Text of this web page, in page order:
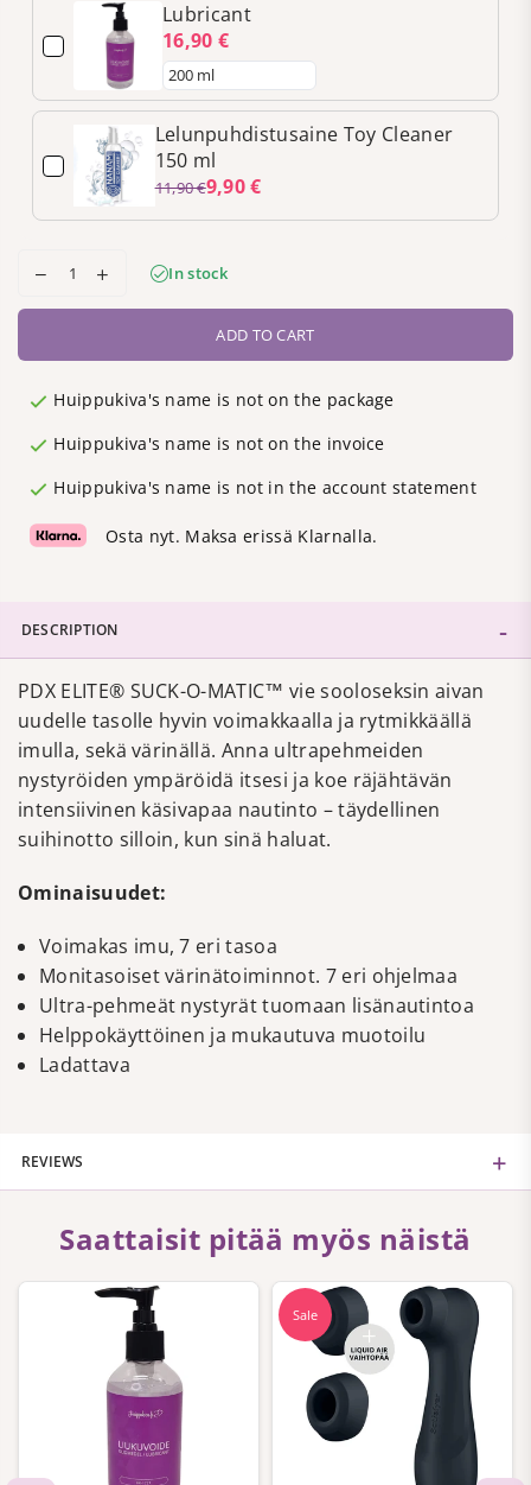
Lubricant
16,90 €
Lelunpuhdistusaine Toy Cleaner
150 ml
9,90 €
11,90 €
In stock
ADD TO CART
Huippukiva's name is not on the package
Huippukiva's name is not on the invoice
Huippukiva's name is not in the account statement
Osta nyt. Maksa erissä Klarnalla.
DESCRIPTION
PDX ELITE® SUCK-O-MATIC™ vie sooloseksin aivan
uudelle tasolle hyvin voimakkaalla ja rytmikkäällä
imulla, sekä värinällä. Anna ultrapehmeiden
nystyröiden ympäröidä itsesi ja koe räjähtävän
intensiivinen käsivapaa nautinto – täydellinen
suihinotto silloin, kun sinä haluat.
Ominaisuudet:
Voimakas imu, 7 eri tasoa
Monitasoiset värinätoiminnot. 7 eri ohjelmaa
Ultra-pehmeät nystyrät tuomaan lisänautintoa
Helppokäyttöinen ja mukautuva muotoilu
Ladattava
REVIEWS
Saattaisit pitää myös näistä
Sale